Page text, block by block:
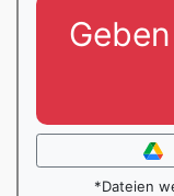
*Dateien